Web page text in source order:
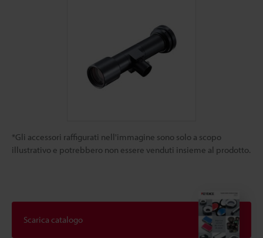
*Gli accessori raffigurati nell'immagine sono solo a scopo
illustrativo e potrebbero non essere venduti insieme al prodotto.
Scarica catalogo